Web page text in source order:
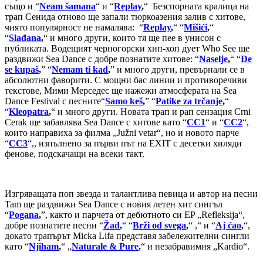
също и “Neam šamana“ и “Replay,“ Безспорната кралица на
трап Сенида отново ще запали тюркоазения залив с хитове,
чиято популярност не намалява: “Replay,“ “Mišići,“
“Slađana,“ и много други, които тя ще пее в унисон с
публиката. Водещият черногорски хип-хоп дует Who See ще
раздвижи Sea Dance с добре познатите хитове: “Naselje,“ “Đe
se kupaš,” “Nemam ti kad,” и много други, превърнали се в
абсолютни фаворити. С мощни бас линии и противоречиви
текстове, Мими Мерседес ще нажежи атмосферата на Sea
Dance Festival с песните“Samo keš,” “Patike za trčanje,“
“Kleopatra,“ и много други. Новата трап и рап сензация Crni
Cerak ще забавлява Sea Dance с хитове като “CC1“ и “CC2“,
които направиха за филма „Južni vetar“, но и новото парче
“CC3“,, изпълнено за първи път на EXIT с десетки хиляди
фенове, подскачащи на всеки такт.
Изгряващата поп звезда и талантлива певица и автор на песни
Tam ще раздвижи Sea Dance с новия летен хит сингъл
“Pogana,”, както и парчета от дебютното си EP „Refleksija“,
добре познатите песни “Žad,“ “Brži od svega,“ ,“ и “Aj ćao,“,
докато трапърът Micka Lifа представя забележителни сингли
като “Njiham,“ „Naturale & Pure,“ и незабравимия „Kardio“.